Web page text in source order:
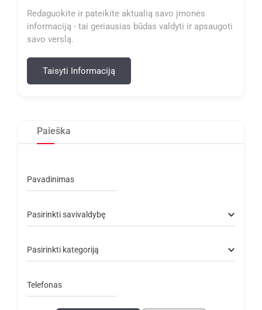
Redaguokite ir pateikite aktualią savo įmonės
informaciją - tai geriausias būdas valdyti ir apsaugoti
savo verslą.
Taisyti Informaciją
Paieška
Pavadinimas
Pasirinkti savivaldybę
Pasirinkti kategoriją
Telefonas